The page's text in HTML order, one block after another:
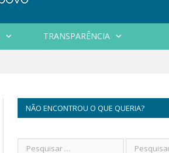
TRANSPARÊNCIA
NÃO ENCONTROU O QUE QUERIA?